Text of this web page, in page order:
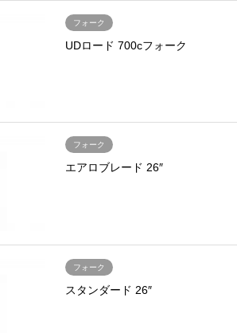
フォーク
UDロード 700cフォーク
フォーク
エアロブレード 26″
フォーク
スタンダード 26″